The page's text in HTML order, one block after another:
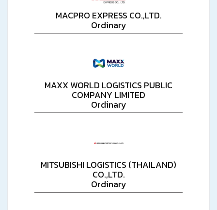
MACPRO EXPRESS CO.,LTD.
Ordinary
MAXX WORLD LOGISTICS PUBLIC
COMPANY LIMITED
Ordinary
MITSUBISHI LOGISTICS (THAILAND)
CO.,LTD.
Ordinary